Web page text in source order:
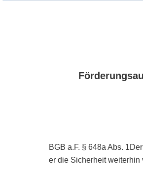
BGB a.F. § 648a Abs.
er die Sicherheit weiterhin